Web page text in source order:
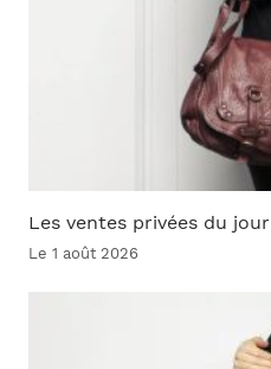
Les ventes privées du
Le 1 août 2026